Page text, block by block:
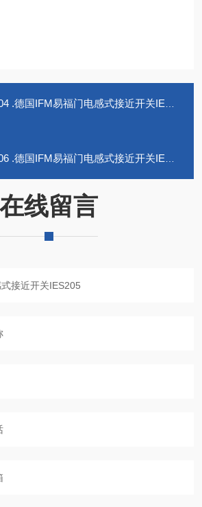
.德国IFM易福门电感式接近开关IES204
.德国IFM易福门电感式接近开关IES206
在线留言